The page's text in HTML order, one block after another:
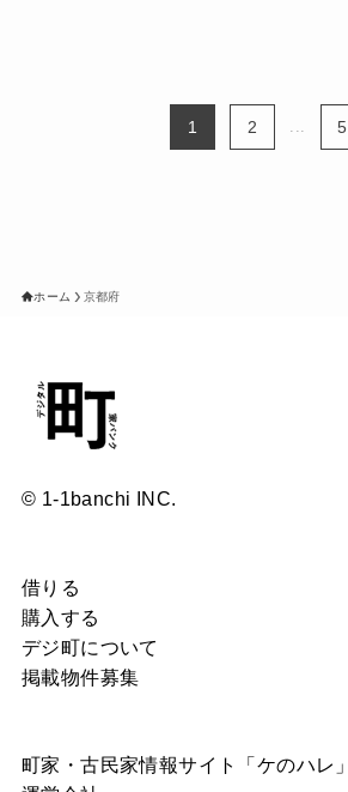
1 2 ... 5
ホーム 京都府
© 1-1banchi INC.
借りる
購入する
デジ町について
掲載物件募集
町家・古民家情報サイト「ケのハレ」